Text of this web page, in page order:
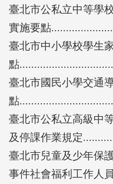
臺北市公私立中等學
實施要點
臺北市中小學校學生
點
臺北市國民小學交通
點
臺北市公私立高級中
及停課作業規定
臺北市兒童及少年保
事件社會福利工作人